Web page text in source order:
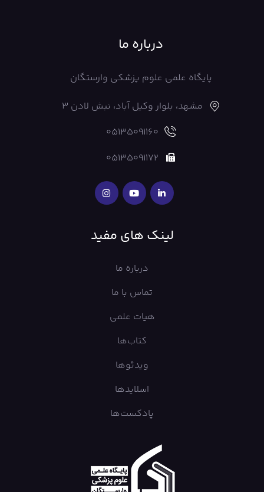
درباره ما
پایگاه علمی علوم پزشکی وارستگان
مشهد، بلوار وکیل آباد، نبش لادن 3
05135091160
05135091172
لینک های مفید
درباره ما
تماس با ما
هیات علمی
کتاب‌ها
ویدئوها
اسلایدها
پادکست‌ها